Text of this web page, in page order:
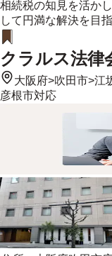
相続税の知見を活か
して円満な解決を目
クラルス法律
大阪府>吹田市>江
彦根市対応